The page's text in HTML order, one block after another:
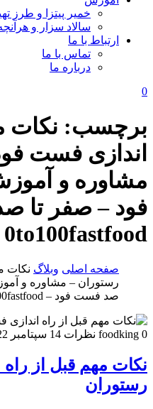
خمیر پیتزا و طرز
سالاد سزار و هرآنچه
ارتباط با ما
تماس با ما
درباره ما
0
برچسب: نکات
اندازی فست
مشاوره و
فود – صفر تا
0to100fastfood
صفحه اصلی وبلاگ نکات
رستوران – مشاوره و
صد فست فود – 0to100fastfood
foodking 0 نظرات 14 سپتامبر 2022
نکات مهم قبل از
رستوران